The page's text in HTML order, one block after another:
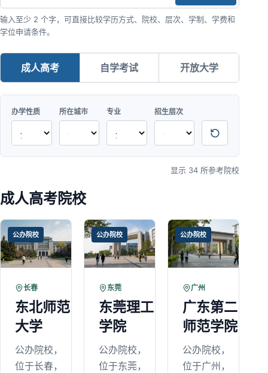
输入至少 2 个字，可直接比较学历方式、院校、层次、学制、学费和
学位申请条件。
成人高考 自学考试 开放大学
办学性质 所在城市 专业 招生层次
显示 34 所参考院校
成人高考院校
公办院校
长春
东北师范
大学
公办院校，
位于长春，
公办院校
东莞
东莞理工
学院
公办院校，
位于东莞，
公办院校
广州
广东第二
师范学院
公办院校，
位于广州，